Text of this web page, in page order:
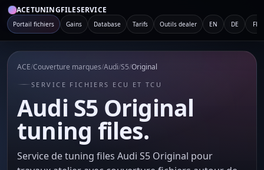
ACETUNINGFILESERVICE
Portail fichiers Gains Database Tarifs Outils dealer EN DE FR
ACE/Couverture marques/Audi/S5/Original
SERVICE FICHIERS ECU ET TCU
Audi S5 Original
tuning files.
Service de tuning files Audi S5 Original pour